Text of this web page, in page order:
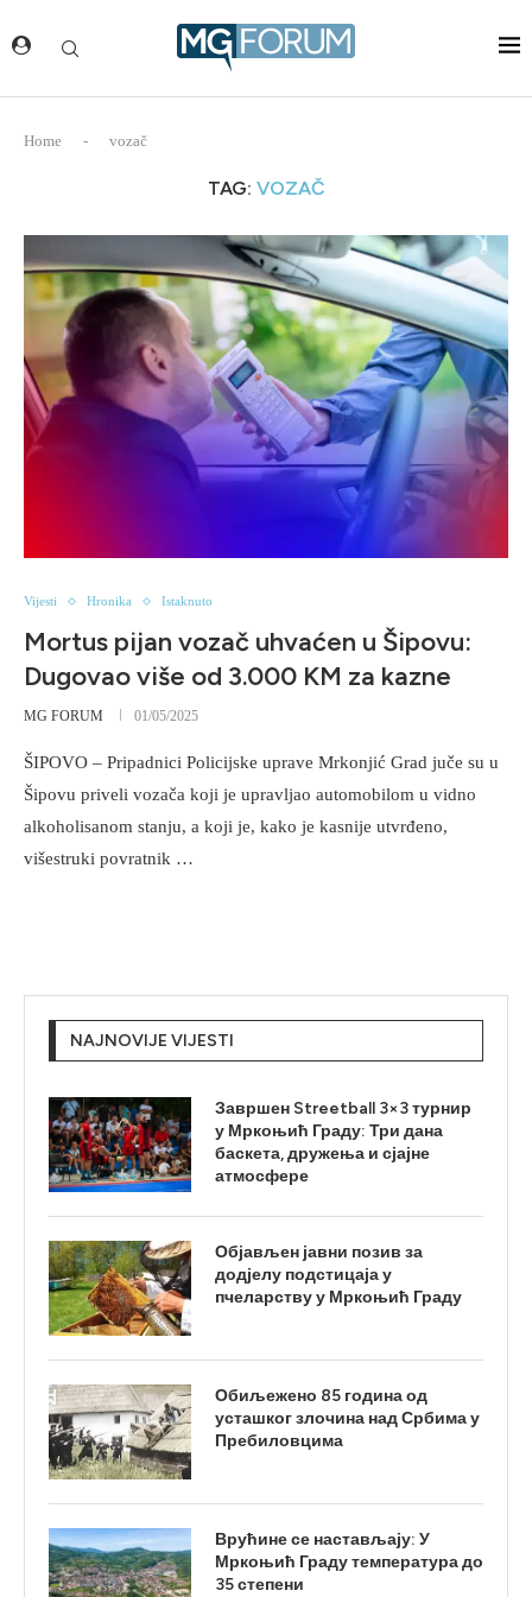
Home - vozač
TAG: VOZAČ
Vijesti Hronika Istaknuto
Mortus pijan vozač uhvaćen u Šipovu:
Dugovao više od 3.000 KM za kazne
MG FORUM 01/05/2025
ŠIPOVO – Pripadnici Policijske uprave Mrkonjić Grad juče su u
Šipovu priveli vozača koji je upravljao automobilom u vidno
alkoholisanom stanju, a koji je, kako je kasnije utvrđeno,
višestruki povratnik …
NAJNOVIJE VIJESTI
Завршен Streetball 3×3 турнир
у Мркоњић Граду: Три дана
баскета, дружења и сјајне
атмосфере
Објављен јавни позив за
додјелу подстицаја у
пчеларству у Мркоњић Граду
Обиљежено 85 година од
усташког злочина над Србима у
Пребиловцима
Врућине се настављају: У
Мркоњић Граду температура до
35 степени